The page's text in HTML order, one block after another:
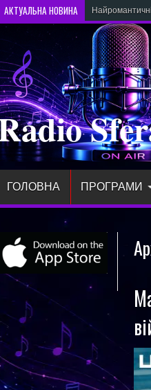
АКТУАЛЬНА НОВИНА
ГОЛОВНА ПРОГРАМИ